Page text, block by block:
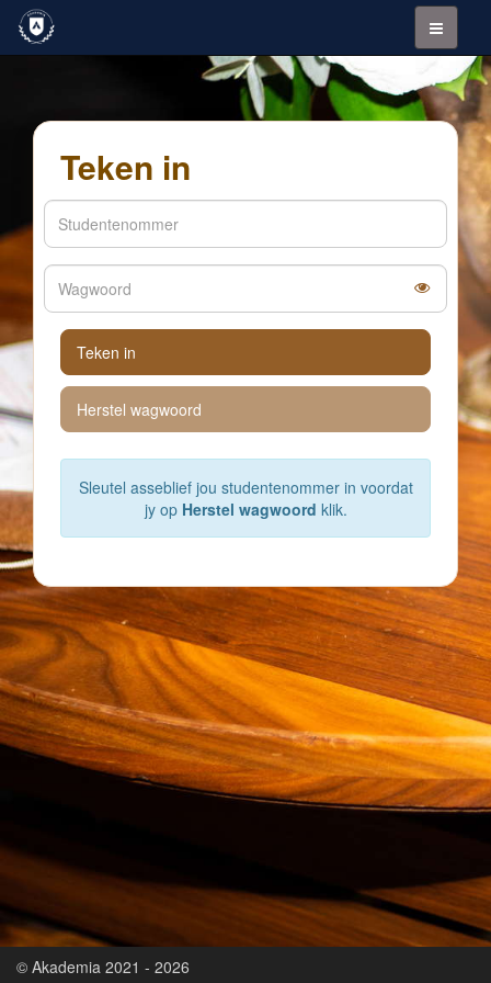
Teken in
Teken in
Herstel wagwoord
Sleutel asseblief jou studentenommer in voordat
jy op Herstel wagwoord klik.
© Akademia 2021 - 2026